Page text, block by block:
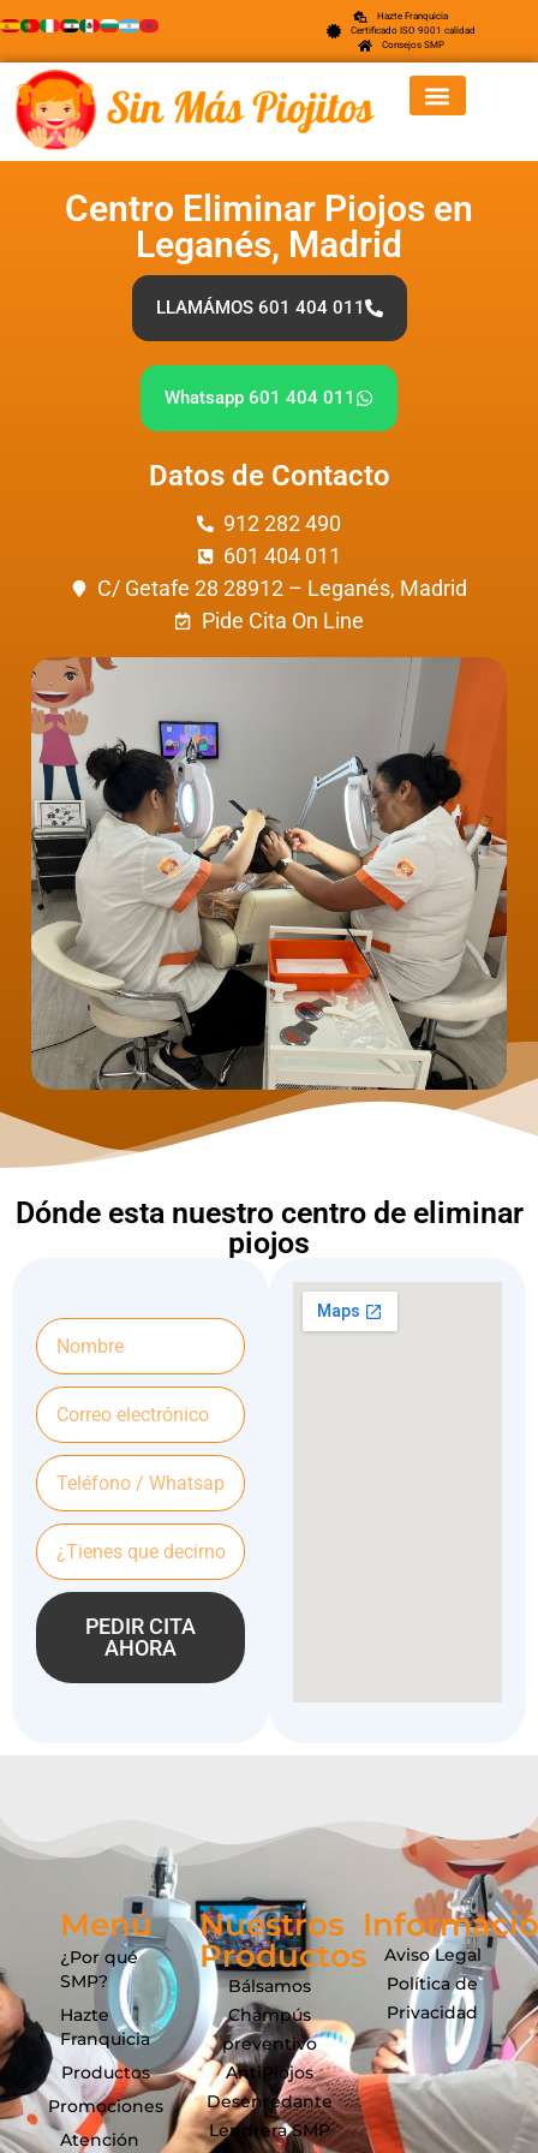
Hazte Franquicia
Certificado ISO 9001 calidad
Consejos SMP
Centro Eliminar Piojos en
Leganés, Madrid
LLAMÁMOS 601 404 011
Whatsapp 601 404 011
Datos de Contacto
912 282 490
601 404 011
C/ Getafe 28 28912 – Leganés, Madrid
Pide Cita On Line
Dónde esta nuestro centro de eliminar
piojos
PEDIR CITA
AHORA
Menú
¿Por qué
SMP?
Hazte
Franquicia
Productos
Promociones
Atención
Nuestros
Productos
Bálsamos
Champús
preventivo
AntiPiojos
Desenredante
Lendrera SMP
Aviso Legal
Política de
Privacidad